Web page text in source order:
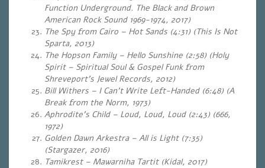
Function Underground. The Black and Brown
American Rock Sound 1969-1974, 2017)
The Spy from Cairo – Hot Sands (4:31) (This Is Not
Sparta, 2013)
The Hopson Family – Hello Sunshine (2:58) (Holy
Spirit – Spiritual Soul & Gospel Funk from
Shreveport’s Jewel Records, 2012)
Bill Withers – I Can’t Write Left-Handed (6:48) (A
Break from the Norm, 1973)
Aphrodite’s Child – Loud, Loud, Loud (2:43) (666,
1972)
Golden Dawn Arkestra – All is Light (7:35)
(Stargazer, 2016)
Tamikrest – Mawarniha Tartit (Kidal, 2017)